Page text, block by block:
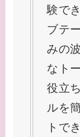
験で
ブテ
みの
なト
役立
ルを
トで